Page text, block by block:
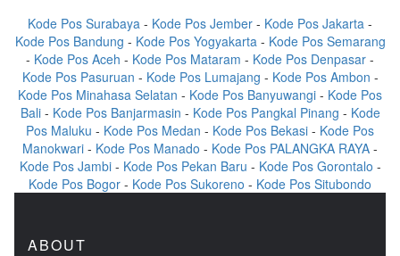
Kode Pos Surabaya - Kode Pos Jember - Kode Pos Jakarta -
Kode Pos Bandung - Kode Pos Yogyakarta- Kode Pos Semarang
- Kode Pos Aceh - Kode Pos Mataram - Kode Pos Denpasar -
Kode Pos Pasuruan - Kode Pos Lumajang - Kode Pos Ambon -
Kode Pos Minahasa Selatan - Kode Pos Banyuwangi - Kode Pos
Bali- Kode Pos Banjarmasin - Kode Pos Pangkal Pinang - Kode
Pos Maluku - Kode Pos Medan - Kode Pos Bekasi - Kode Pos
Manokwari - Kode Pos Manado - Kode Pos PALANGKA RAYA -
Kode Pos Jambi- Kode Pos Pekan Baru - Kode Pos Gorontalo -
Kode Pos Bogor - Kode Pos Sukoreno - Kode Pos Situbondo
ABOUT